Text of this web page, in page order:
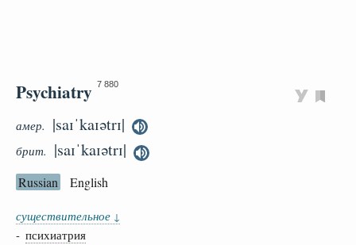
Psychiatry 7 880
амер. |saɪˈkaɪətrɪ|
брит. |saɪˈkaɪətrɪ|
Russian English
существительное ↓
- психиатрия